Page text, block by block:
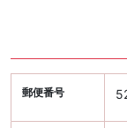
郵便番号